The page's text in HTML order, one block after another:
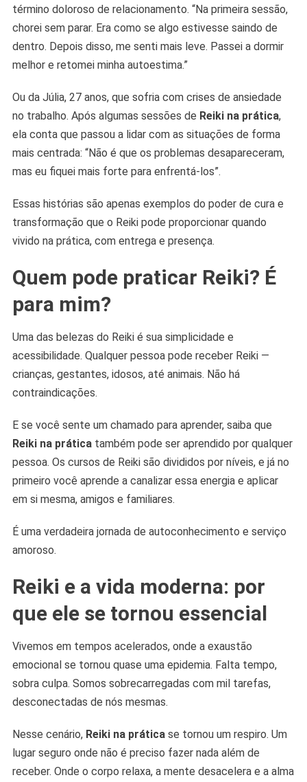
término doloroso de relacionamento. “Na primeira sessão,
chorei sem parar. Era como se algo estivesse saindo de
dentro. Depois disso, me senti mais leve. Passei a dormir
melhor e retomei minha autoestima.”
Ou da Júlia, 27 anos, que sofria com crises de ansiedade
no trabalho. Após algumas sessões de Reiki na prática,
ela conta que passou a lidar com as situações de forma
mais centrada: “Não é que os problemas desapareceram,
mas eu fiquei mais forte para enfrentá-los”.
Essas histórias são apenas exemplos do poder de cura e
transformação que o Reiki pode proporcionar quando
vivido na prática, com entrega e presença.
Quem pode praticar Reiki? É
para mim?
Uma das belezas do Reiki é sua simplicidade e
acessibilidade. Qualquer pessoa pode receber Reiki —
crianças, gestantes, idosos, até animais. Não há
contraindicações.
E se você sente um chamado para aprender, saiba que
Reiki na práticatambém pode ser aprendido por qualquer
pessoa. Os cursos de Reiki são divididos por níveis, e já no
primeiro você aprende a canalizar essa energia e aplicar
em si mesma, amigos e familiares.
É uma verdadeira jornada de autoconhecimento e serviço
amoroso.
Reiki e a vida moderna: por
que ele se tornou essencial
Vivemos em tempos acelerados, onde a exaustão
emocional se tornou quase uma epidemia. Falta tempo,
sobra culpa. Somos sobrecarregadas com mil tarefas,
desconectadas de nós mesmas.
Nesse cenário, Reiki na práticase tornou um respiro. Um
lugar seguro onde não é preciso fazer nada além de
receber. Onde o corpo relaxa, a mente desacelera e a alma